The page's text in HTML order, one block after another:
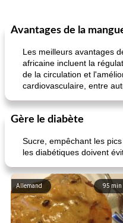
Avantages de la
Les meilleurs avantages
africaine incluent la
de la circulation et
cardiovasculaire, entre
Gère le diabète
Sucre, empêchant les
les diabétiques doivent
95 min
Allemand